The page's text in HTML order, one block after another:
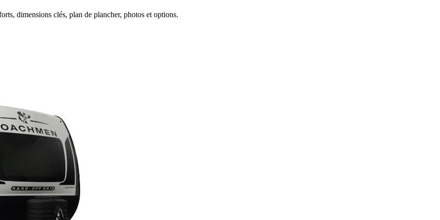
dimensions clés, plan de plancher, photos et options.